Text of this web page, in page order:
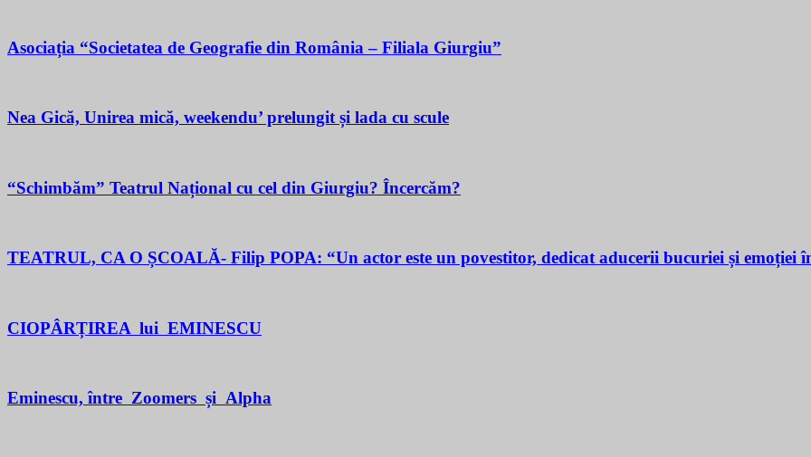
Asociația “Societatea de Geografie din România – Filiala Giurgiu”
Nea Gică, Unirea mică, weekendu’ prelungit și lada cu scule
“Schimbăm” Teatrul Național cu cel din Giurgiu? Încercăm?
TEATRUL, CA O ȘCOALĂ- Filip POPA: “Un actor este un povestitor, dedicat aducerii bucuriei și emoției
CIOPÂRȚIREA lui EMINESCU
Eminescu, între Zoomers și Alpha